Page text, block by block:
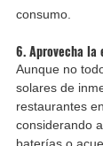
consumo.
6. Aprovecha la
Aunque no
solares de
restaurantes
considerando